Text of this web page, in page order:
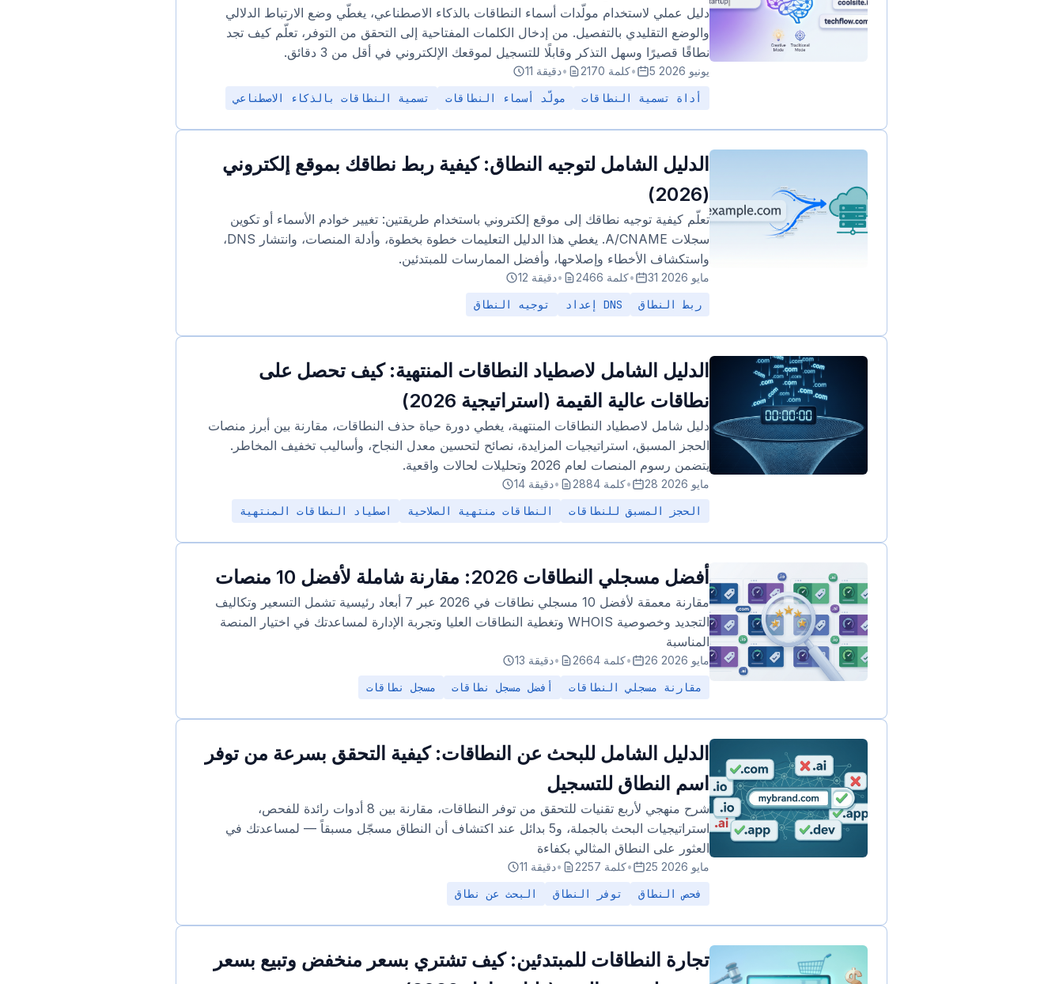
دليل عملي لاستخدام مولّدات أسماء النطاقات بالذكاء الاصطناعي، يغطّي وضع الارتباط الدلالي
والوضع التقليدي بالتفصيل. من إدخال الكلمات المفتاحية إلى التحقق من التوفر، تعلّم كيف تجد
نطاقًا قصيرًا وسهل التذكر وقابلًا للتسجيل لموقعك الإلكتروني في أقل من 3 دقائق.
5 يونيو 2026 •2170 كلمة •11 دقيقة
تسمية النطاقات بالذكاء الاصطناعي مولّد أسماء النطاقات أداة تسمية النطاقات
الدليل الشامل لتوجيه النطاق: كيفية ربط نطاقك بموقع إلكتروني
(2026)
تعلّم كيفية توجيه نطاقك إلى موقع إلكتروني باستخدام طريقتين: تغيير خوادم الأسماء أو تكوين
سجلات A/CNAME. يغطي هذا الدليل التعليمات خطوة بخطوة، وأدلة المنصات، وانتشار DNS،
واستكشاف الأخطاء وإصلاحها، وأفضل الممارسات للمبتدئين.
31 مايو 2026 •2466 كلمة •12 دقيقة
توجيه النطاق إعداد DNS ربط النطاق
الدليل الشامل لاصطياد النطاقات المنتهية: كيف تحصل على
نطاقات عالية القيمة (استراتيجية 2026)
دليل شامل لاصطياد النطاقات المنتهية، يغطي دورة حياة حذف النطاقات، مقارنة بين أبرز منصات
الحجز المسبق، استراتيجيات المزايدة، نصائح لتحسين معدل النجاح، وأساليب تخفيف المخاطر.
يتضمن رسوم المنصات لعام 2026 وتحليلات لحالات واقعية.
28 مايو 2026 •2884 كلمة •14 دقيقة
اصطياد النطاقات المنتهية النطاقات منتهية الصلاحية الحجز المسبق للنطاقات
أفضل مسجلي النطاقات 2026: مقارنة شاملة لأفضل 10 منصات
مقارنة معمقة لأفضل 10 مسجلي نطاقات في 2026 عبر 7 أبعاد رئيسية تشمل التسعير وتكاليف
التجديد وخصوصية WHOIS وتغطية النطاقات العليا وتجربة الإدارة لمساعدتك في اختيار المنصة
المناسبة
26 مايو 2026 •2664 كلمة •13 دقيقة
مسجل نطاقات أفضل مسجل نطاقات مقارنة مسجلي النطاقات
الدليل الشامل للبحث عن النطاقات: كيفية التحقق بسرعة من توفر
اسم النطاق للتسجيل
شرح منهجي لأربع تقنيات للتحقق من توفر النطاقات، مقارنة بين 8 أدوات رائدة للفحص،
استراتيجيات البحث بالجملة، و5 بدائل عند اكتشاف أن النطاق مسجّل مسبقاً — لمساعدتك في
العثور على النطاق المثالي بكفاءة
25 مايو 2026 •2257 كلمة •11 دقيقة
البحث عن نطاق توفر النطاق فحص النطاق
تجارة النطاقات للمبتدئين: كيف تشتري بسعر منخفض وتبيع بسعر